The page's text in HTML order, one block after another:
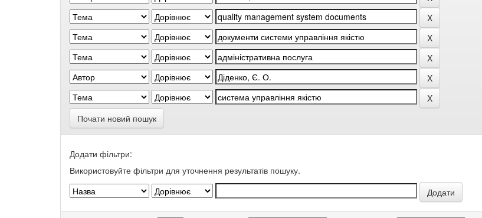
Почати новий пошук
Додати фільтри:
Використовуйте фільтри для уточнення результатів пошуку.